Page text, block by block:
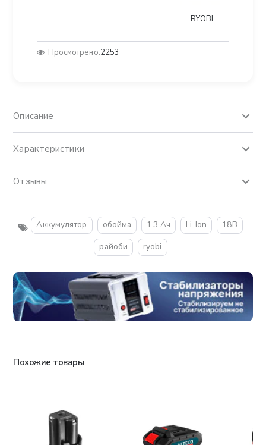
RYOBI
Просмотрено:2253
Описание
Характеристики
Отзывы
Аккумулятор обойма 1.3 Ач Li-Ion
18В
райоби
ryobi
Похожие товары